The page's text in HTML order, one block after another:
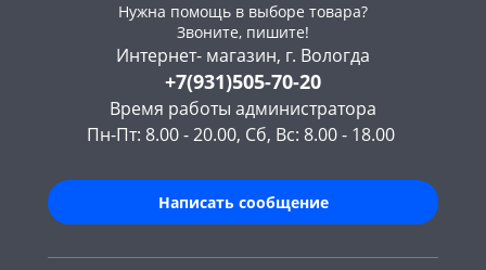
Нужна помощь в выборе товара?
Звоните, пишите!
Интернет- магазин, г. Вологда
+7(931)505-70-20
Время работы администратора
Пн-Пт: 8.00 - 20.00, Сб, Вс: 8.00 - 18.00
Написать сообщение